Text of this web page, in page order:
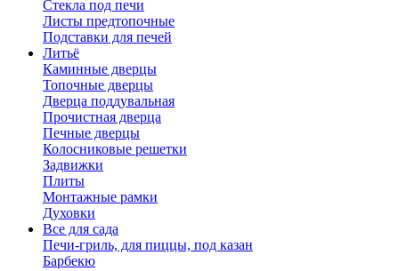
Стекла под печи
Листы предтопочные
Подставки для печей
Литьё
Каминные дверцы
Топочные дверцы
Дверца поддувальная
Прочистная дверца
Печные дверцы
Колосниковые решетки
Задвижки
Плиты
Монтажные рамки
Духовки
Все для сада
Печи-гриль, для пиццы, под казан
Барбекю